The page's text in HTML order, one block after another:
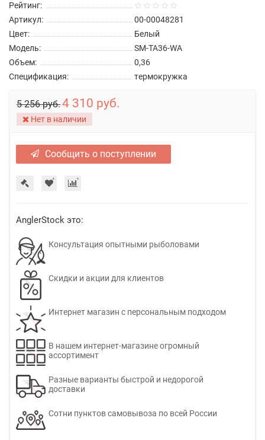
Рейтинг:
Артикул:
00-00048281
Цвет:
Белый
Модель:
SM-TA36-WA
Объем:
0,36
Спецификация:
термокружка
5 256 руб.4 310 руб.
Нет в наличии
Сообщить о поступлении
AnglerStock это:
Консультация опытными рыболовами
Скидки и акции для клиентов
Интернет магазин с персональным подходом
В нашем интернет-магазине огромный
ассортимент
Разные варианты быстрой и недорогой
доставки
Сотни пунктов самовывоза по всей России